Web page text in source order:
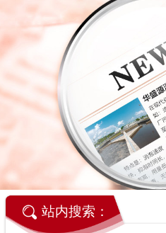
站内搜索：